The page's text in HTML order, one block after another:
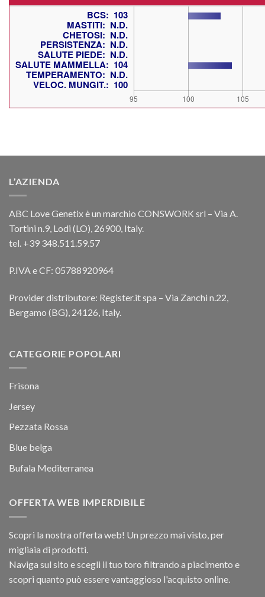
L’AZIENDA
ABC Love Genetix è un marchio CONSWORK srl – Via A.
Tortini n.9, Lodi (LO), 26900, Italy.
tel. +39 348.511.59.57
P.IVA e CF: 05788920964
Provider distributore: Register.it spa – Via Zanchi n.22,
Bergamo (BG), 24126, Italy.
CATEGORIE POPOLARI
Frisona
Jersey
Pezzata Rossa
Blue belga
Bufala Mediterranea
OFFERTA WEB IMPERDIBILE
Scopri la nostra offerta web! Un prezzo mai visto, per
migliaia di prodotti.
Naviga sul sito e scegli il tuo toro filtrando a piacimento e
scopri quanto può essere vantaggioso l'acquisto online.